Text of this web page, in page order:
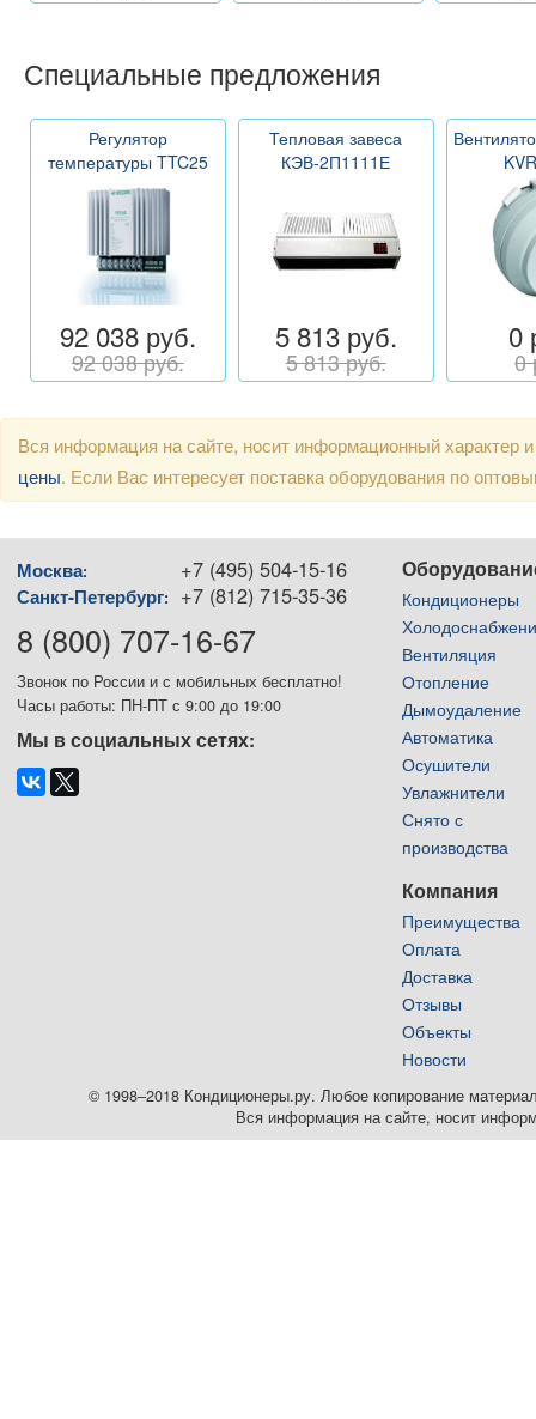
Специальные предложения
Регулятор
температуры TTC25
92 038 руб.
92 038 руб.
Тепловая завеса
КЭВ-2П1111Е
5 813 руб.
5 813 руб.
0
0
Вся информация на сайте, носит информационный
цены. Если Вас интересует поставка оборудования по
Москва: +7 (495) 504-15-16
Санкт-Петербург: +7 (812) 715-35-36
8 (800) 707-16-67
Звонок по России и с мобильных бесплатно!
Часы работы: ПН-ПТ с 9:00 до 19:00
Мы в социальных сетях:
Кондиционеры
Вентиляция
Отопление
Дымоудаление
Автоматика
Осушители
Увлажнители
Снято с
производства
Компания
Преимущества
Оплата
Доставка
Отзывы
Объекты
Новости
© 1998–2018 Кондиционеры.ру. Любое копирование
Вся информация на сайте, носит